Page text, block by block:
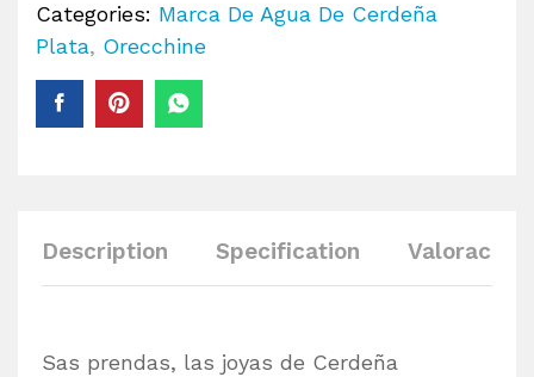
Categories: Marca De Agua De Cerdeña
Plata, Orecchine
Description Specification
Sas prendas, las joyas de Cerdeña